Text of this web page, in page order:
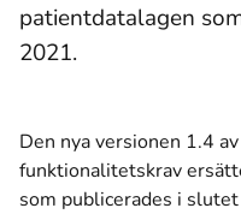
patientdatalagen
2021.
Den nya versionen 1.4
funktionalitetskrav
som publicerades i